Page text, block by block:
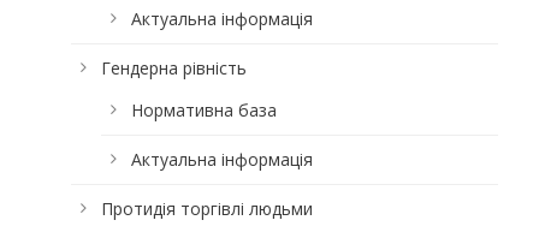
Актуальна інформація
Гендерна рівність
Нормативна база
Актуальна інформація
Протидія торгівлі людьми